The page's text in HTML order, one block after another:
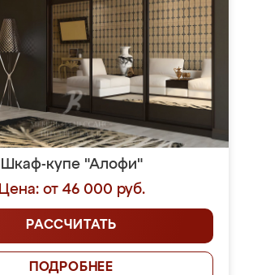
Шкаф-купе "Алофи"
Цена: от 46 000 руб.
РАССЧИТАТЬ
ПОДРОБНЕЕ